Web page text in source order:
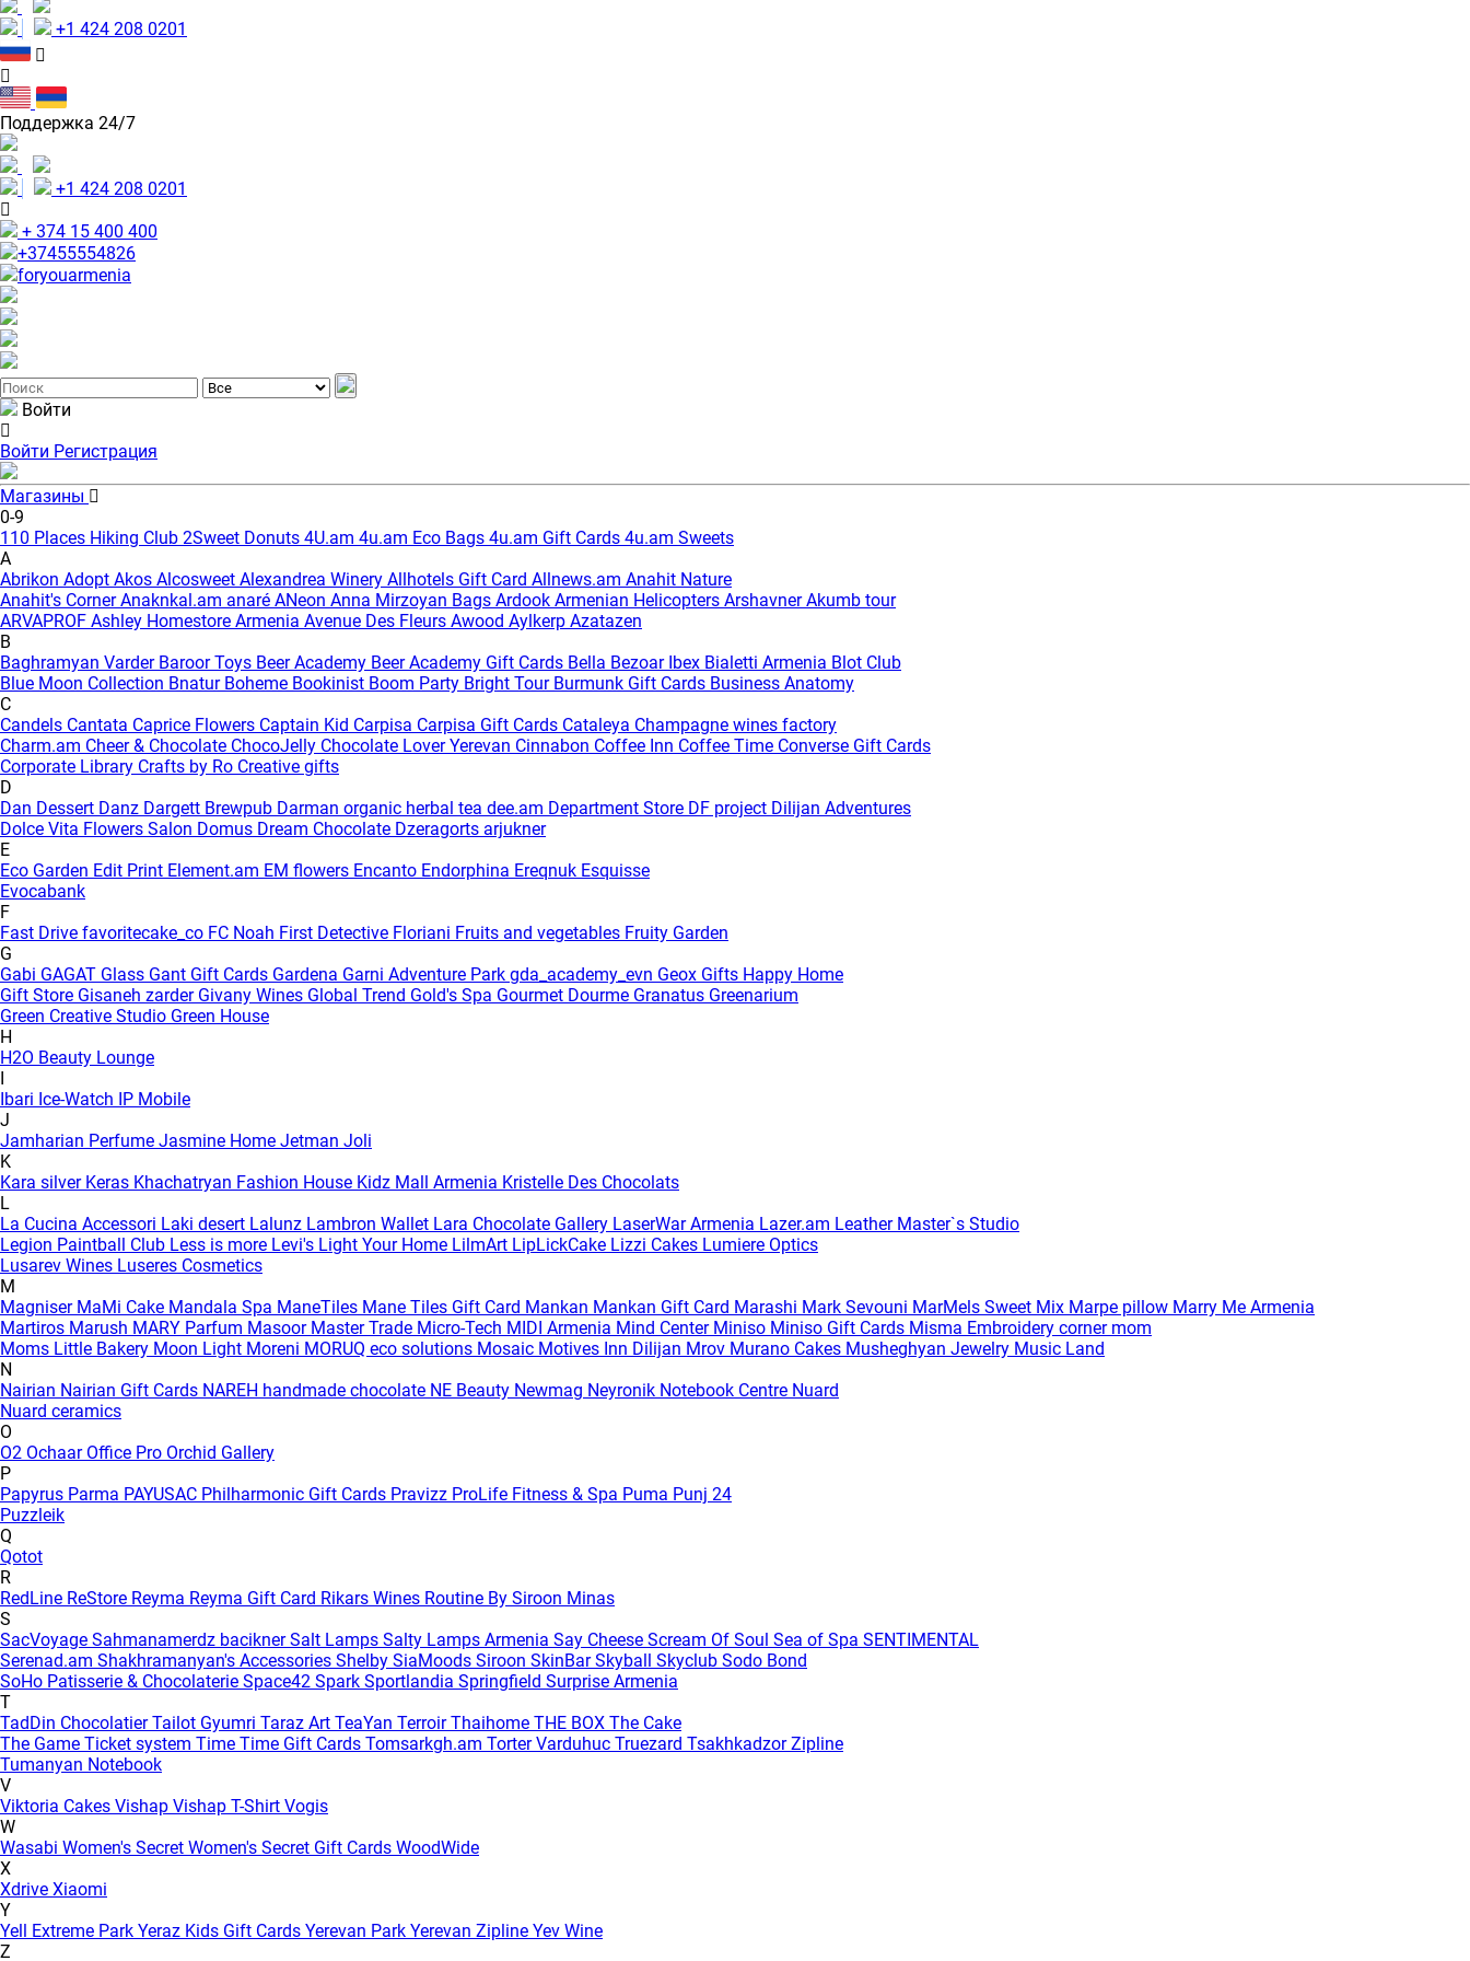
+1 424 208 0201
Поддержка 24/7
+1 424 208 0201
+ 374 15 400 400
+37455554826
foryouarmenia
Войти
Войти Регистрация
Магазины
0-9
110 Places Hiking Club 2Sweet Donuts 4U.am 4u.am Eco Bags 4u.am Gift Cards 4u.am Sweets
A
Abrikon Adopt Akos Alcosweet Alexandrea Winery Allhotels Gift Card Allnews.am Anahit Nature
Anahit's CornerAnaknkal.am anaré ANeon Anna Mirzoyan Bags Ardook Armenian Helicopters Arshavner Akumb tour
ARVAPROF Ashley Homestore Armenia Avenue Des Fleurs Awood Aylkerp Azatazen
B
Baghramyan Varder Baroor Toys Beer Academy Beer Academy Gift Cards Bella Bezoar Ibex Bialetti Armenia Blot Club
Blue Moon Collection Bnatur Boheme Bookinist Boom Party Bright Tour Burmunk Gift Cards Business Anatomy
C
Candels Cantata Caprice Flowers Captain Kid Carpisa Carpisa Gift Cards Cataleya Champagne wines factory
Charm.am Cheer & Chocolate ChocoJelly Chocolate Lover Yerevan Cinnabon Coffee Inn Coffee Time Converse Gift Cards
Corporate Library Crafts by Ro Creative gifts
D
Dan Dessert Danz Dargett Brewpub Darman organic herbal tea dee.am Department Store DF project Dilijan Adventures
Dolce Vita Flowers Salon Domus Dream Chocolate Dzeragorts arjukner
E
Eco Garden Edit Print Element.am EM flowers Encanto Endorphina Ereqnuk Esquisse
Evocabank
F
Fast Drive favoritecake_co FC Noah First Detective Floriani Fruits and vegetables Fruity Garden
G
Gabi GAGAT Glass Gant Gift Cards Gardena Garni Adventure Park gda_academy_evn Geox Gifts Happy Home
Gift Store Gisaneh zarder Givany Wines Global Trend Gold's Spa Gourmet Dourme Granatus Greenarium
Green Creative Studio Green House
H
H2O Beauty Lounge
I
Ibari Ice-Watch IP Mobile
J
Jamharian Perfume Jasmine Home Jetman Joli
K
Kara silver Keras Khachatryan Fashion House Kidz Mall Armenia Kristelle Des Chocolats
L
La Cucina Accessori Laki desert Lalunz Lambron Wallet Lara Chocolate Gallery LaserWar Armenia Lazer.am Leather Master`s Studio
Legion Paintball Club Less is more Levi's Light Your Home LilmArt LipLickCake Lizzi Cakes Lumiere Optics
Lusarev Wines Luseres Cosmetics
M
Magniser MaMi Cake Mandala Spa ManeTiles Mane Tiles Gift Card Mankan Mankan Gift Card Marashi Mark Sevouni MarMels Sweet Mix Marpe pillow Marry Me Armenia
Martiros Marush MARY Parfum Masoor Master Trade Micro-Tech MIDI Armenia Mind Center Miniso Miniso Gift Cards Misma Embroidery corner mom
Moms Little Bakery Moon Light Moreni MORUQ eco solutions Mosaic Motives Inn Dilijan Mrov Murano Cakes Musheghyan Jewelry Music Land
N
Nairian Nairian Gift Cards NAREH handmade chocolate NE Beauty Newmag Neyronik Notebook Centre Nuard
Nuard ceramics
O
O2 Ochaar Office Pro Orchid Gallery
P
Papyrus Parma PAYUSAC Philharmonic Gift Cards Pravizz ProLife Fitness & Spa Puma Punj 24
Puzzleik
Q
Qotot
R
RedLine ReStore Reyma Reyma Gift Card Rikars Wines Routine By Siroon Minas
S
SacVoyage Sahmanamerdz baciknerSalt Lamps Salty Lamps Armenia Say Cheese Scream Of Soul Sea of Spa SENTIMENTAL
Serenad.am Shakhramanyan's Accessories Shelby SiaMoods Siroon SkinBarSkyball Skyclub Sodo Bond
SoHo Patisserie & Chocolaterie Space42 Spark Sportlandia Springfield Surprise Armenia
T
TadDin ChocolatierTailot Gyumri Taraz Art TeaYan TerroirThaihome THE BOX The Cake
The Game Ticket system Time Time Gift Cards Tomsarkgh.am Torter Varduhuc Truezard Tsakhkadzor Zipline
Tumanyan Notebook
V
Viktoria Cakes Vishap Vishap T-Shirt Vogis
W
Wasabi Women's Secret Women's Secret Gift Cards WoodWide
X
Xdrive Xiaomi
Y
Yell Extreme Park Yeraz Kids Gift Cards Yerevan Park Yerevan Zipline Yev Wine
Z